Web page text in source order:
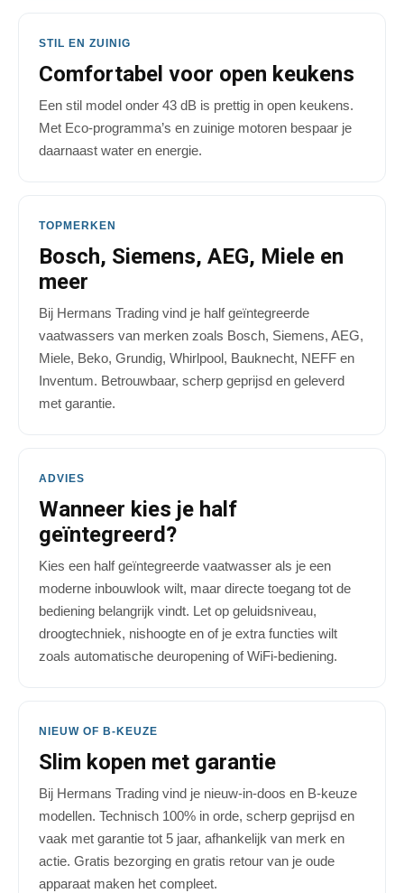
STIL EN ZUINIG
Comfortabel voor open keukens
Een stil model onder 43 dB is prettig in open keukens.
Met Eco-programma’s en zuinige motoren bespaar je
daarnaast water en energie.
TOPMERKEN
Bosch, Siemens, AEG, Miele en
meer
Bij Hermans Trading vind je half geïntegreerde
vaatwassers van merken zoals Bosch, Siemens, AEG,
Miele, Beko, Grundig, Whirlpool, Bauknecht, NEFF en
Inventum. Betrouwbaar, scherp geprijsd en geleverd
met garantie.
ADVIES
Wanneer kies je half
geïntegreerd?
Kies een half geïntegreerde vaatwasser als je een
moderne inbouwlook wilt, maar directe toegang tot de
bediening belangrijk vindt. Let op geluidsniveau,
droogtechniek, nishoogte en of je extra functies wilt
zoals automatische deuropening of WiFi-bediening.
NIEUW OF B-KEUZE
Slim kopen met garantie
Bij Hermans Trading vind je nieuw-in-doos en B-keuze
modellen. Technisch 100% in orde, scherp geprijsd en
vaak met garantie tot 5 jaar, afhankelijk van merk en
actie. Gratis bezorging en gratis retour van je oude
apparaat maken het compleet.